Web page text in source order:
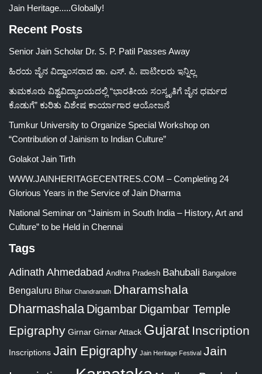
Jain Heritage.....Globally!
Recent Posts
Senior Jain Scholar Dr. S. P. Patil Passes Away
ಹಿರಯ ಜೈನ ವಿದ್ವಾಂಸರಾದ ಡಾ. ಎಸ್. ಪಿ. ಪಾಟೀಲರು ಇನ್ನಿಲ್ಲ
ತುಮಕೂರು ವಿಶ್ವವಿದ್ಯಾಲಯದಲ್ಲಿ “ಭಾರತೀಯ ಸಂಸ್ಕೃತಿಗೆ ಜೈನ ಧರ್ಮದ
ಕೊಡುಗೆ” ಕುರಿತು ವಿಶೇಷ ಕಾರ್ಯಾಗಾರ ಆಯೋಜನೆ
Tumkur University to Organize Special Workshop on
“Contribution of Jainism to Indian Culture”
Golakot Jain Tirth
WWW.JAINHERITAGECENTRES.COM – Completing 24
Glorious Years in the Service of Jain Dharma
National Seminar on “Jainism in South India – History, Art and
Culture” to be Held in Chennai
Tags
Adinath Ahmedabad Andhra Pradesh Bahubali Bangalore
Bengaluru Bihar Chandranath Dharamshala
Dharmashala Digambar Digambar Temple
Epigraphy Girnar Girnar Attack Gujarat Inscription
Inscriptions Jain Epigraphy Jain Heritage Festival Jain